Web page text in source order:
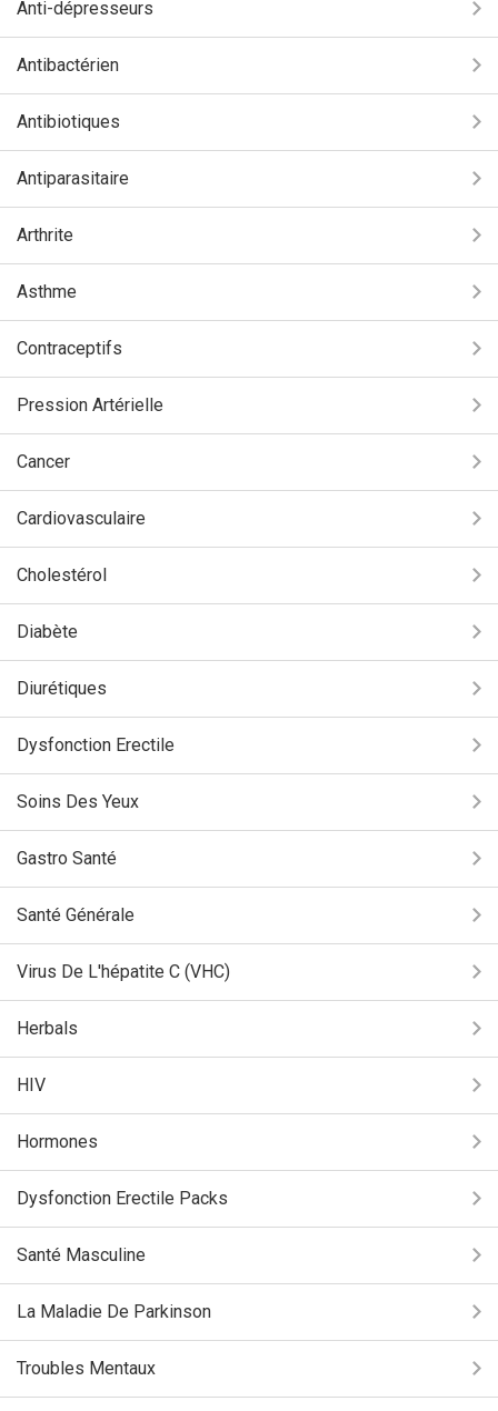
Anti-dépresseurs
Antibactérien
Antibiotiques
Antiparasitaire
Arthrite
Asthme
Contraceptifs
Pression Artérielle
Cancer
Cardiovasculaire
Cholestérol
Diabète
Diurétiques
Dysfonction Erectile
Soins Des Yeux
Gastro Santé
Santé Générale
Virus De L'hépatite C (VHC)
Herbals
HIV
Hormones
Dysfonction Erectile Packs
Santé Masculine
La Maladie De Parkinson
Troubles Mentaux